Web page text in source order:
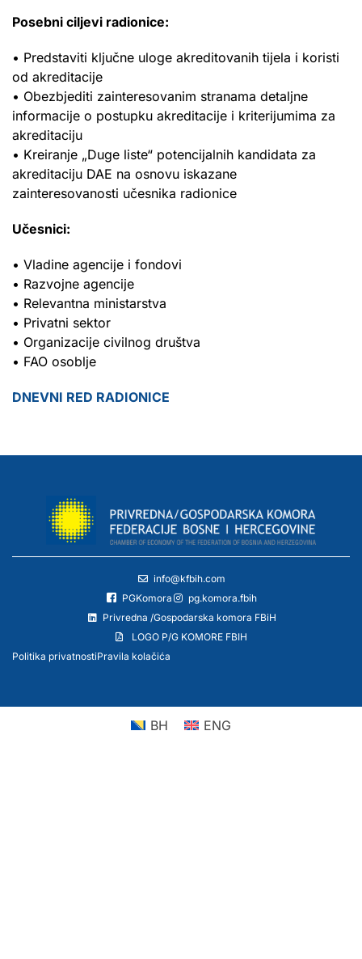
Posebni ciljevi radionice:
• Predstaviti ključne uloge akreditovanih tijela i koristi
od akreditacije
• Obezbjediti zainteresovanim stranama detaljne
informacije o postupku akreditacije i kriterijumima za
akreditaciju
• Kreiranje „Duge liste“ potencijalnih kandidata za
akreditaciju DAE na osnovu iskazane
zainteresovanosti učesnika radionice
Učesnici:
• Vladine agencije i fondovi
• Razvojne agencije
• Relevantna ministarstva
• Privatni sektor
• Organizacije civilnog društva
• FAO osoblje
DNEVNI RED RADIONICE
info@kfbih.com
PGKomora
pg.komora.fbih
Privredna /Gospodarska komora FBiH
LOGO P/G KOMORE FBIH
Politika privatnostiPravila kolačića
BH ENG